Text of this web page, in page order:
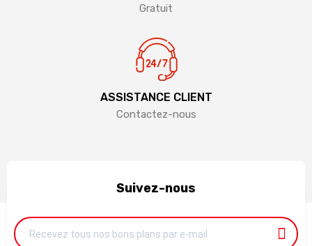
Gratuit
ASSISTANCE CLIENT
Contactez-nous
Suivez-nous